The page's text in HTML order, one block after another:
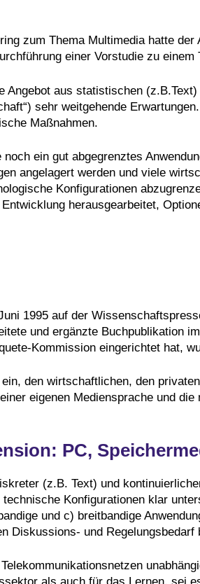
zum Thema Multimedia hatte
einer Vorstudie zu einem
aus statistischen
sehr weitgehende
Maßnahmen.
ein gut abgegrenztes
angelagert werden und viele
Konfigurationen
herausgearbeitet,
1995 auf der
und ergänzte Buchpublikation
Kommission eingerichtet hat,
den wirtschaftlichen, den
eigenen Mediensprache und
PC,
(z.B. Text) und
Konfigurationen klar
und c) breitbandige
Diskussions- und Regelungsbedarf